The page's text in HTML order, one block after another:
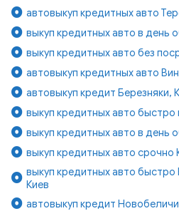
автовыкуп кредитных авто
выкуп кредитных авто в день
выкуп кредитных авто без
автовыкуп кредитных авто
автовыкуп кредит Березняки,
выкуп кредитных авто быстро
выкуп кредитных авто в день
выкуп кредитных авто срочно
выкуп кредитных авто
Киев
автовыкуп кредит